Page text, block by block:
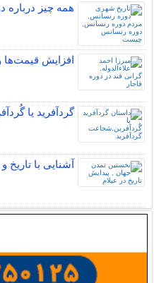
همه چیز درباره
افزایش قیمت‌ها
گردآفرید یا
آشنایی با تاریخ